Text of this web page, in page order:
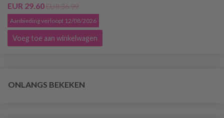
EUR 29.60EUR 36.99
Aanbieding verloopt 12/08/2026
Voeg toe aan winkelwagen
ONLANGS BEKEKEN